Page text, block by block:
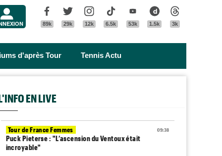
Facebook
89k
Twitter
29k
Instagram
12k
Tik Tok
6.5k
Youtube
53k
Dailymotion
1.5k 3k
d'après Tour Tennis Actu
EN LIVE
09:38
Tour de France Femmes
Puck Pieterse : "L’ascension du Ventoux était
incroyable"